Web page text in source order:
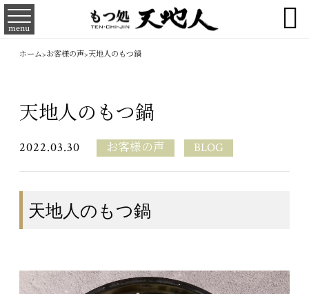
menu 
ホーム>お客様の声>天地人のもつ鍋
天地人のもつ鍋
2022.03.30 お客様の声 BLOG
天地人のもつ鍋